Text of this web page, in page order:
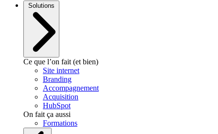
Solutions
Ce que l’on fait (et bien)
Site internet
Branding
Accompagnement
Acquisition
HubSpot
On fait ça aussi
Formations